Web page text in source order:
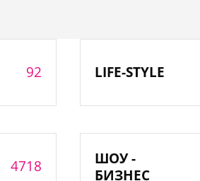
92 LIFE-STYLE
4718
ШОУ -
БИЗНЕС